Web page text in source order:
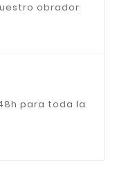
obrador
para toda la